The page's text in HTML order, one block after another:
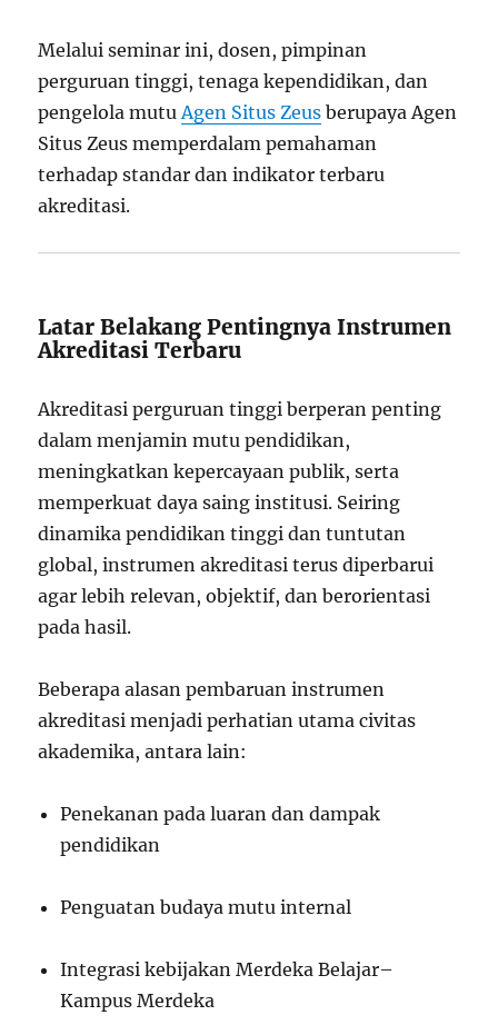
Melalui seminar ini, dosen, pimpinan
perguruan tinggi, tenaga kependidikan, dan
pengelola mutu Agen Situs Zeus berupaya Agen
Situs Zeus memperdalam pemahaman
terhadap standar dan indikator terbaru
akreditasi.
Latar Belakang Pentingnya Instrumen
Akreditasi Terbaru
Akreditasi perguruan tinggi berperan penting
dalam menjamin mutu pendidikan,
meningkatkan kepercayaan publik, serta
memperkuat daya saing institusi. Seiring
dinamika pendidikan tinggi dan tuntutan
global, instrumen akreditasi terus diperbarui
agar lebih relevan, objektif, dan berorientasi
pada hasil.
Beberapa alasan pembaruan instrumen
akreditasi menjadi perhatian utama civitas
akademika, antara lain:
Penekanan pada luaran dan dampak
pendidikan
Penguatan budaya mutu internal
Integrasi kebijakan Merdeka Belajar–
Kampus Merdeka